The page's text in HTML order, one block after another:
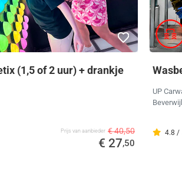
(1,5 of 2 uur) + drankje
Prijs van aanbieder € 40,50
€ 27,50
UP
4.8 /